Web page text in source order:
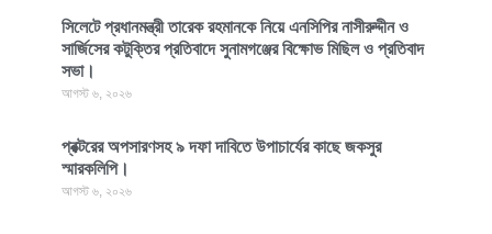
সিলেটে প্রধানমন্ত্রী তারেক রহমানকে নিয়ে এনসিপির নাসীরুদ্দীন ও
সার্জিসের কটুক্তির প্রতিবাদে সুনামগঞ্জের বিক্ষোভ মিছিল ও প্রতিবাদ
সভা।
আগস্ট ৬, ২০২৬
প্রক্টরের অপসারণসহ ৯ দফা দাবিতে উপাচার্যের কাছে জকসুর
স্মারকলিপি।
আগস্ট ৬, ২০২৬